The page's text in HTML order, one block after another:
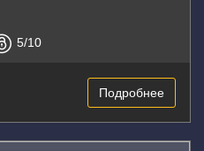
5/10
Подробнее